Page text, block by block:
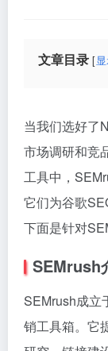
文章目录
当我们选好了
市场调研和竞
工具中，
它们为谷歌
下面是针对
SEMrush
SEMrush成立
销工具箱。它